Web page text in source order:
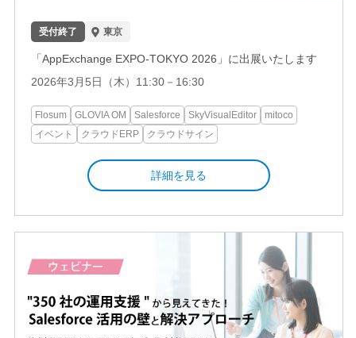
受付終了 東京
「AppExchange EXPO-TOKYO 2026」に出展いたします
2026年3月5日（木）11:30－16:30
Flosum GLOVIA OM Salesforce SkyVisualEditor
mitoco
イベント
クラウドERP クラウドサイン
詳細を見る